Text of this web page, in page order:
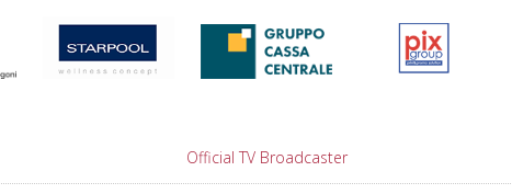
Official TV Broadcaster